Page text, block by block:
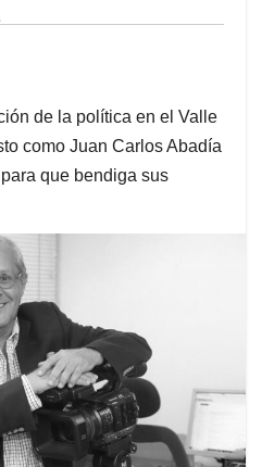
de la política en el Valle
como Juan Carlos Abadía
que bendiga sus